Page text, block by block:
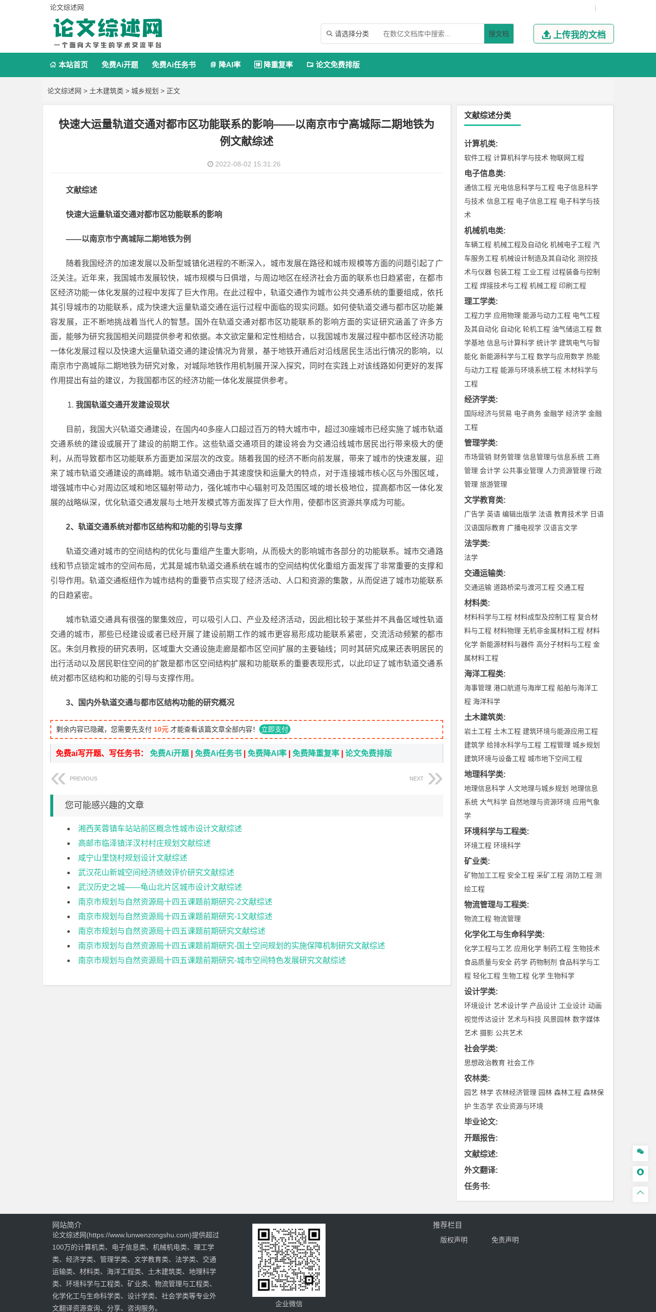
论文综述网 |
 请选择分类 搜文档  上传我的文档
 本站首页 免费Ai开题 免费Ai任务书  降AI率  降重复率  论文免费排版
论文综述网 > 土木建筑类 > 城乡规划 > 正文
快速大运量轨道交通对都市区功能联系的影响——以南京市宁高城际二期地铁为
例文献综述
2022-08-02 15:31:26
文献综述
快速大运量轨道交通对都市区功能联系的影响
——以南京市宁高城际二期地铁为例
随着我国经济的加速发展以及新型城镇化进程的不断深入，城市发展在路径和城市规模等方面的问题引起了广
泛关注。近年来，我国城市发展较快，城市规模与日俱增，与周边地区在经济社会方面的联系也日趋紧密，在都市
区经济功能一体化发展的过程中发挥了巨大作用。在此过程中，轨道交通作为城市公共交通系统的重要组成，依托
其引导城市的功能联系，成为快速大运量轨道交通在运行过程中面临的现实问题。如何使轨道交通与都市区功能兼
容发展，正不断地挑战着当代人的智慧。国外在轨道交通对都市区功能联系的影响方面的实证研究涵盖了许多方
面，能够为研究我国相关问题提供参考和依据。本文欲定量和定性相结合，以我国城市发展过程中都市区经济功能
一体化发展过程以及快速大运量轨道交通的建设情况为背景，基于地铁开通后对沿线居民生活出行情况的影响，以
南京市宁高城际二期地铁为研究对象，对城际地铁作用机制展开深入探究，同时在实践上对该线路如何更好的发挥
作用提出有益的建议，为我国都市区的经济功能一体化发展提供参考。
我国轨道交通开发建设现状
目前，我国大兴轨道交通建设，在国内40多座人口超过百万的特大城市中，超过30座城市已经实施了城市轨道
交通系统的建设或展开了建设的前期工作。这些轨道交通项目的建设将会为交通沿线城市居民出行带来极大的便
利，从而导致都市区功能联系方面更加深层次的改变。随着我国的经济不断向前发展，带来了城市的快速发展，迎
来了城市轨道交通建设的高峰期。城市轨道交通由于其速度快和运量大的特点，对于连接城市核心区与外围区域，
增强城市中心对周边区域和地区辐射带动力，强化城市中心辐射可及范围区域的增长极地位，提高都市区一体化发
展的战略纵深，优化轨道交通发展与土地开发模式等方面发挥了巨大作用，使都市区资源共享成为可能。
2、轨道交通系统对都市区结构和功能的引导与支撑
轨道交通对城市的空间结构的优化与重组产生重大影响，从而极大的影响城市各部分的功能联系。城市交通路
线和节点锁定城市的空间布局，尤其是城市轨道交通系统在城市的空间结构优化重组方面发挥了非常重要的支撑和
引导作用。轨道交通枢纽作为城市结构的重要节点实现了经济活动、人口和资源的集散，从而促进了城市功能联系
的日趋紧密。
城市轨道交通具有很强的聚集效应，可以吸引人口、产业及经济活动，因此相比较于某些并不具备区域性轨道
交通的城市，那些已经建设或者已经开展了建设前期工作的城市更容易形成功能联系紧密，交流活动频繁的都市
区。朱剑月教授的研究表明，区域重大交通设施走廊是都市区空间扩展的主要轴线；同时其研究成果还表明居民的
出行活动以及居民职住空间的扩散是都市区空间结构扩展和功能联系的重要表现形式，以此印证了城市轨道交通系
统对都市区结构和功能的引导与支撑作用。
3、国内外轨道交通与都市区结构功能的研究概况
剩余内容已隐藏，您需要先支付 10元 才能查看该篇文章全部内容！ 立即支付
免费ai写开题、写任务书： 免费Ai开题 免费Ai任务书 免费降AI率 免费降重复率 论文免费排版
PREVIOUS NEXT
您可能感兴趣的文章
湘西芙蓉镇车站站前区概念性城市设计文献综述
高邮市临泽镇洋汊村村庄规划文献综述
咸宁山里饶村规划设计文献综述
武汉花山新城空间经济绩效评价研究文献综述
武汉历史之城——龟山北片区城市设计文献综述
南京市规划与自然资源局十四五课题前期研究-2文献综述
南京市规划与自然资源局十四五课题前期研究-1文献综述
南京市规划与自然资源局十四五课题前期研究文献综述
南京市规划与自然资源局十四五课题前期研究-国土空间规划的实施保障机制研究文献综述
南京市规划与自然资源局十四五课题前期研究-城市空间特色发展研究文献综述
文献综述分类
计算机类:
软件工程 计算机科学与技术 物联网工程
电子信息类:
通信工程 光电信息科学与工程 电子信息科学
与技术 信息工程 电子信息工程 电子科学与技
术
机械机电类:
车辆工程 机械工程及自动化 机械电子工程 汽
车服务工程 机械设计制造及其自动化 测控技
术与仪器 包装工程 工业工程 过程装备与控制
工程 焊接技术与工程 机械工程 印刷工程
理工学类:
工程力学 应用物理 能源与动力工程 电气工程
及其自动化 自动化 轮机工程 油气储运工程 数
学基地 信息与计算科学 统计学 建筑电气与智
能化 新能源科学与工程 数学与应用数学 热能
与动力工程 能源与环境系统工程 木材科学与
工程
经济学类:
国际经济与贸易 电子商务 金融学 经济学 金融
工程
管理学类:
市场营销 财务管理 信息管理与信息系统 工商
管理 会计学 公共事业管理 人力资源管理 行政
管理 旅游管理
文学教育类:
广告学 英语 编辑出版学 法语 教育技术学 日语
汉语国际教育 广播电视学 汉语言文学
法学类:
法学
交通运输类:
交通运输 道路桥梁与渡河工程 交通工程
材料类:
材料科学与工程 材料成型及控制工程 复合材
料与工程 材料物理 无机非金属材料工程 材料
化学 新能源材料与器件 高分子材料与工程 金
属材料工程
海洋工程类:
海事管理 港口航道与海岸工程 船舶与海洋工
程 海洋科学
土木建筑类:
岩土工程 土木工程 建筑环境与能源应用工程
建筑学 给排水科学与工程 工程管理 城乡规划
建筑环境与设备工程 城市地下空间工程
地理科学类:
地理信息科学 人文地理与城乡规划 地理信息
系统 大气科学 自然地理与资源环境 应用气象
学
环境科学与工程类:
环境工程 环境科学
矿业类:
矿物加工工程 安全工程 采矿工程 消防工程 测
绘工程
物流管理与工程类:
物流工程 物流管理
化学化工与生命科学类:
化学工程与工艺 应用化学 制药工程 生物技术
食品质量与安全 药学 药物制剂 食品科学与工
程 轻化工程 生物工程 化学 生物科学
设计学类:
环境设计 艺术设计学 产品设计 工业设计 动画
视觉传达设计 艺术与科技 风景园林 数字媒体
艺术 摄影 公共艺术
社会学类:
思想政治教育 社会工作
农林类:
园艺 林学 农林经济管理 园林 森林工程 森林保
护 生态学 农业资源与环境
毕业论文:
开题报告:
文献综述:
外文翻译:
任务书:



网站简介
论文综述网(https://www.lunwenzongshu.com)提供超过
100万的计算机类、电子信息类、机械机电类、理工学
类、经济学类、管理学类、文学教育类、法学类、交通
运输类、材料类、海洋工程类、土木建筑类、地理科学
类、环境科学与工程类、矿业类、物流管理与工程类、
化学化工与生命科学类、设计学类、社会学类等专业外
文翻译资源查询、分享、咨询服务。
企业微信
推荐栏目
版权声明 免责声明